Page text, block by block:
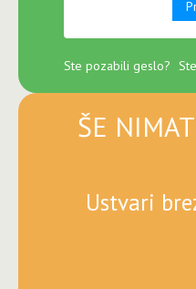
Ste pozabili geslo?
ŠE
Ustvari